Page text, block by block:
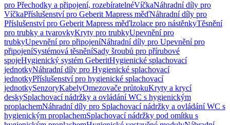
pro Přechodky a připojení, rozebíratelnéVíčkaNáhradní díly pro
VíčkaPříslušenství pro Geberit Mapress měďNáhradní díly pro
Příslušenství pro Geberit Mapress měďIzolace pro nástěnkyTěsnění
pro trubky a tvarovkyKryty pro trubkyUpevnění pro
trubkyUpevnění pro připojeníNáhradní díly pro Upevnění pro
připojeníSystémová těsněníSady šroubů pro přírubové
spojeHygienický systém GeberitHygienické splachovací
jednotkyNáhradní díly pro Hygienické splachovací
jednotkyPříslušenství pro hygienické splachovací
jednotkySenzoryKabelyOmezovače průtokuKryty a krycí
deskySplachovací nádržky a ovládání WC s hygienickým
proplachemNáhradní díly pro Splachovací nádržky a ovládání WC s
hygienickým proplachemSplachovací nádržky pod omítku s